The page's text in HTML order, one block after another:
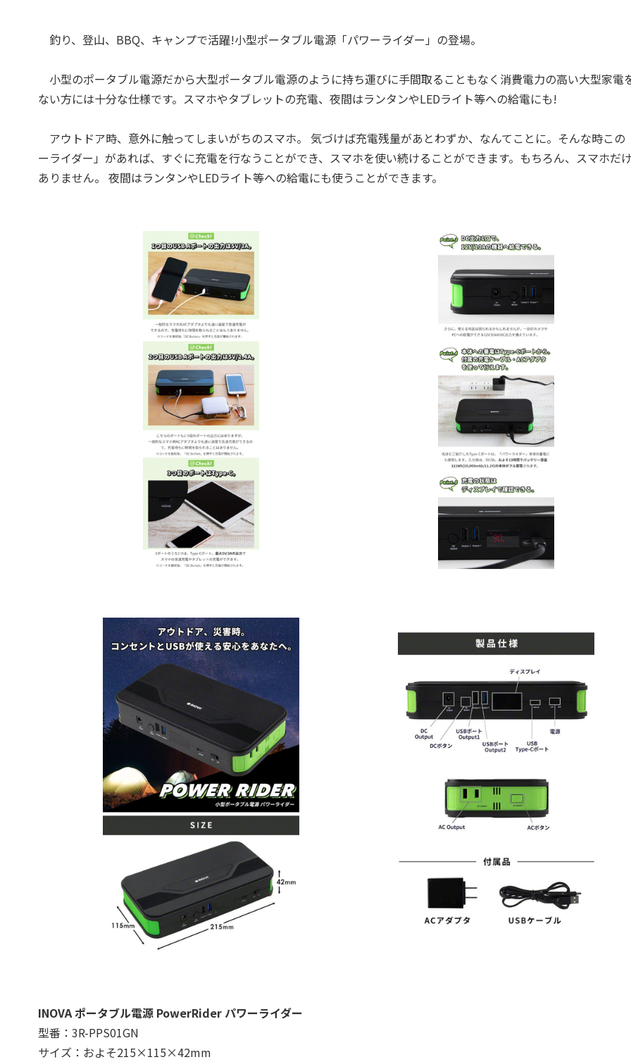
釣り、登山、BBQ、キャンプで活躍!小型ポータブル電源「パワーライダー」の登場。
小型のポータブル電源だから大型ポータブル電源のように持ち運びに手間取ることもなく消費電力の高い大型家電
ない方には十分な仕様です。スマホやタブレットの充電、夜間はランタンやLEDライト等への給電にも!
アウトドア時、意外に触ってしまいがちのスマホ。 気づけば充電残量があとわずか、なんてことに。そんな時この
ーライダー」があれば、すぐに充電を行なうことができ、スマホを使い続けることができます。もちろん、スマホだ
ありません。 夜間はランタンやLEDライト等への給電にも使うことができます。
INOVA ポータブル電源 PowerRider パワーライダー
型番：3R-PPS01GN
サイズ：およそ215×115×42mm